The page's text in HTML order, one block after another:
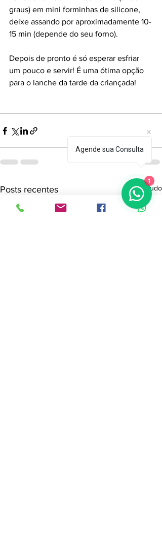
graus) em mini forminhas de silicone,
deixe assando por aproximadamente 10-
15 min (depende do seu forno).
Depois de pronto é só esperar esfriar
um pouco e servir! É uma ótima opção
para o lanche da tarde da criançada!
Posts recentes Ver tudo
Agende sua Consulta
1